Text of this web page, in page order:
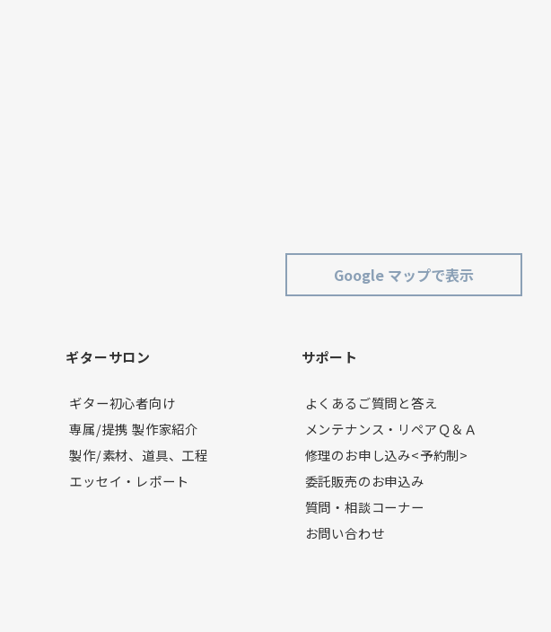
Google マップで表示
ギターサロン
ギター初心者向け
専属/提携 製作家紹介
製作/素材、道具、工程
エッセイ・レポート
サポート
よくあるご質問と答え
メンテナンス・リペアＱ＆Ａ
修理のお申し込み<予約制>
委託販売のお申込み
質問・相談コーナー
お問い合わせ